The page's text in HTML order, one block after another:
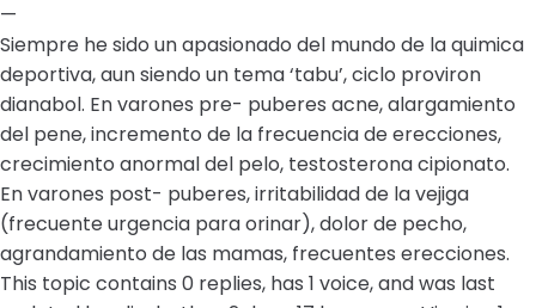
—
Siempre he sido un apasionado del mundo de la quimica
deportiva, aun siendo un tema ‘tabu’, ciclo proviron
dianabol. En varones pre- puberes acne, alargamiento
del pene, incremento de la frecuencia de erecciones,
crecimiento anormal del pelo, testosterona cipionato.
En varones post- puberes, irritabilidad de la vejiga
(frecuente urgencia para orinar), dolor de pecho,
agrandamiento de las mamas, frecuentes erecciones.
This topic contains 0 replies, has 1 voice, and was last